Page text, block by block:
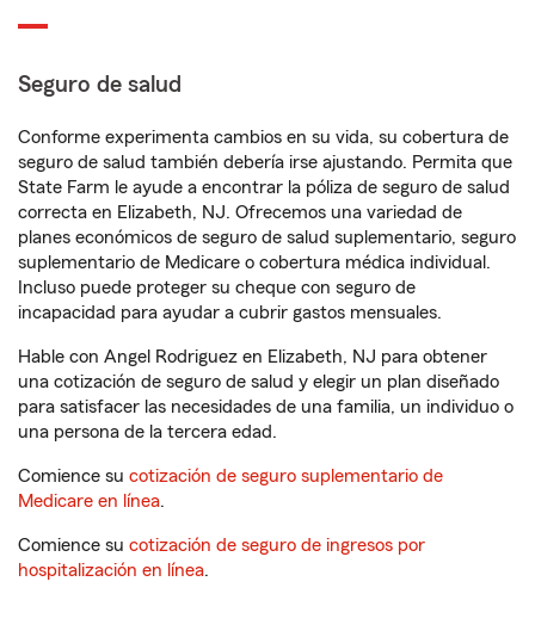
Seguro de salud
Conforme experimenta cambios en su vida, su cobertura de
seguro de salud también debería irse ajustando. Permita que
State Farm le ayude a encontrar la póliza de seguro de salud
correcta en Elizabeth, NJ. Ofrecemos una variedad de
planes económicos de seguro de salud suplementario, seguro
suplementario de Medicare o cobertura médica individual.
Incluso puede proteger su cheque con seguro de
incapacidad para ayudar a cubrir gastos mensuales.
Hable con Angel Rodriguez en Elizabeth, NJ para obtener
una cotización de seguro de salud y elegir un plan diseñado
para satisfacer las necesidades de una familia, un individuo o
una persona de la tercera edad.
Comience su cotización de seguro suplementario de
Medicare en línea.
Comience su cotización de seguro de ingresos por
hospitalización en línea.